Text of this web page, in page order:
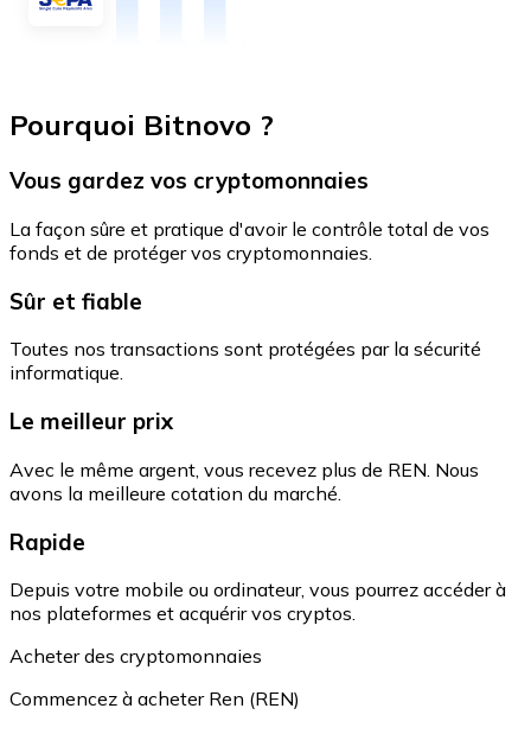
Pourquoi Bitnovo ?
Vous gardez vos cryptomonnaies
La façon sûre et pratique d'avoir le contrôle total de vos
fonds et de protéger vos cryptomonnaies.
Sûr et fiable
Toutes nos transactions sont protégées par la sécurité
informatique.
Le meilleur prix
Avec le même argent, vous recevez plus de REN. Nous
avons la meilleure cotation du marché.
Rapide
Depuis votre mobile ou ordinateur, vous pourrez accéder à
nos plateformes et acquérir vos cryptos.
Acheter des cryptomonnaies
Commencez à acheter Ren (REN)